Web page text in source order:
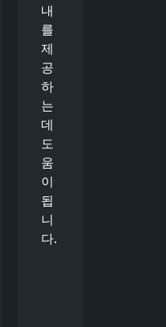
내
를
제
공
하
는
데
도
움
이
됩
니
다.